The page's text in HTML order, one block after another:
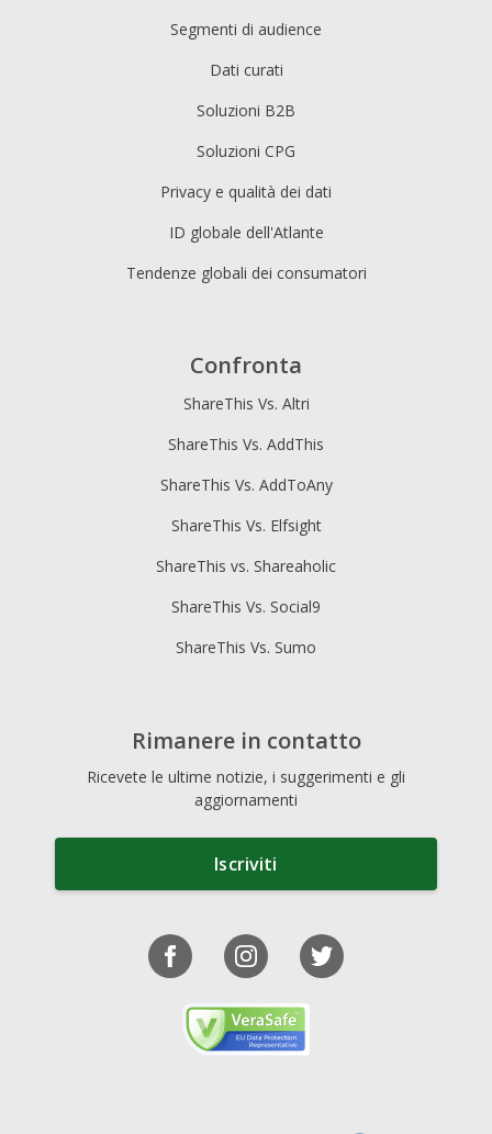
Segmenti di audience
Dati curati
Soluzioni B2B
Soluzioni CPG
Privacy e qualità dei dati
ID globale dell'Atlante
Tendenze globali dei consumatori
Confronta
ShareThis Vs. Altri
ShareThis Vs. AddThis
ShareThis Vs. AddToAny
ShareThis Vs. Elfsight
ShareThis vs. Shareaholic
ShareThis Vs. Social9
ShareThis Vs. Sumo
Rimanere in contatto
Ricevete le ultime notizie, i suggerimenti e gli
aggiornamenti
Iscriviti